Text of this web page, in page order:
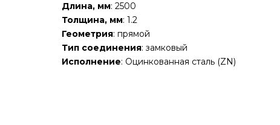
Длина, мм: 2500
Толщина, мм: 1.2
Геометрия: прямой
Тип соединения: замковый
Исполнение: Оцинкованная сталь (ZN)